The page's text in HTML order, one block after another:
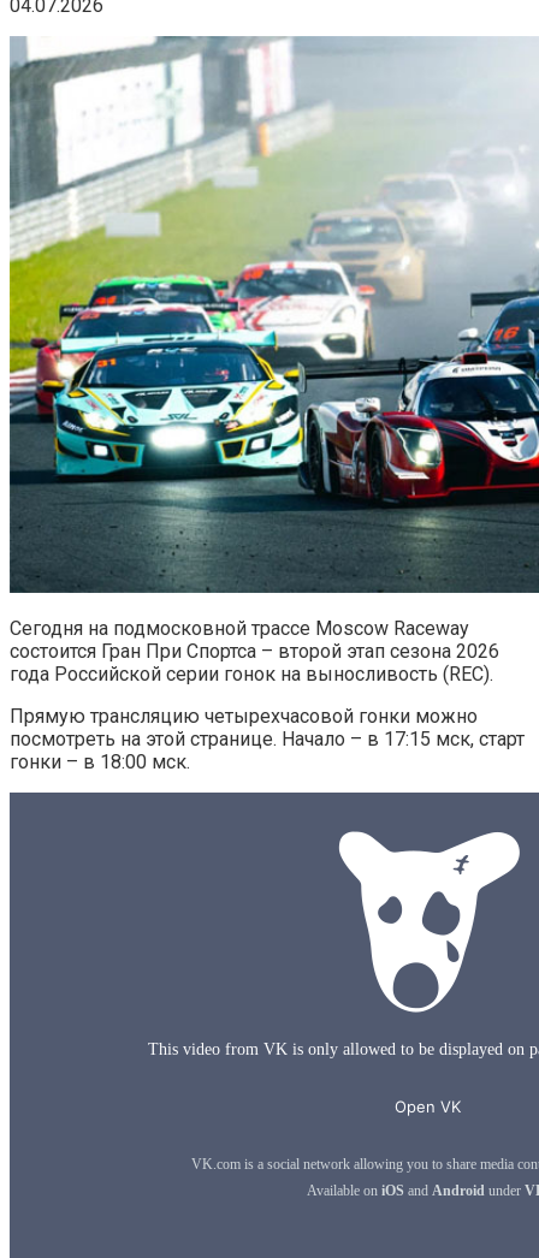
04.07.2026
Сегодня на подмосковной трассе Moscow Raceway
состоится Гран При Спортса – второй этап сезона 2026
года Российской серии гонок на выносливость (REC).
Прямую трансляцию четырехчасовой гонки можно
посмотреть на этой странице. Начало – в 17:15 мск, старт
гонки – в 18:00 мск.